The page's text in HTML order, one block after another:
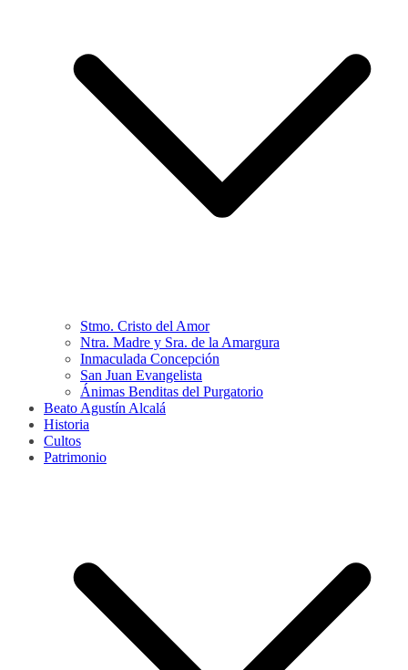
Stmo. Cristo del Amor
Ntra. Madre y Sra. de la Amargura
Inmaculada Concepción
San Juan Evangelista
Ánimas Benditas del Purgatorio
Beato Agustín Alcalá
Historia
Cultos
Patrimonio